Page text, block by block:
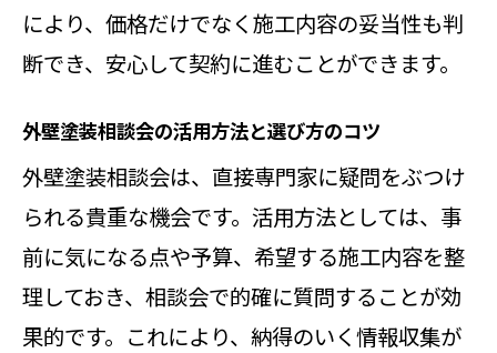
により、価格だけでなく施工内容の妥当性も判
断でき、安心して契約に進むことができます。
外壁塗装相談会の活用方法と選び方のコツ
外壁塗装相談会は、直接専門家に疑問をぶつけ
られる貴重な機会です。活用方法としては、事
前に気になる点や予算、希望する施工内容を整
理しておき、相談会で的確に質問することが効
果的です。これにより、納得のいく情報収集が